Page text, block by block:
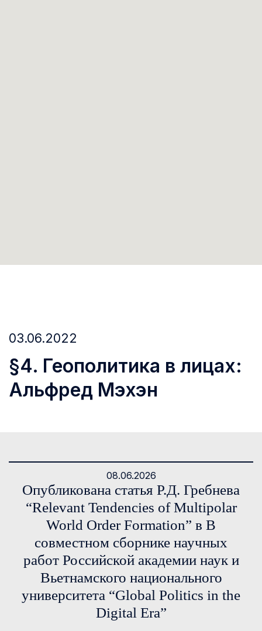
03.06.2022
§4. Геополитика в лицах:
Альфред Мэхэн
08.06.2026
Опубликована статья Р.Д. Гребнева
“Relevant Tendencies of Multipolar
World Order Formation” в В
совместном сборнике научных
работ Российской академии наук и
Вьетнамского национального
университета “Global Politics in the
Digital Era”